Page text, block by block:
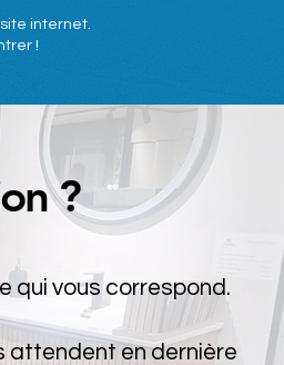
internet.
!
?
qui vous correspond.
attendent en dernière